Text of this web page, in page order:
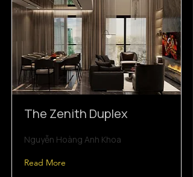
The Zenith Duplex
Nguyễn Hoàng Anh Khoa
Read More